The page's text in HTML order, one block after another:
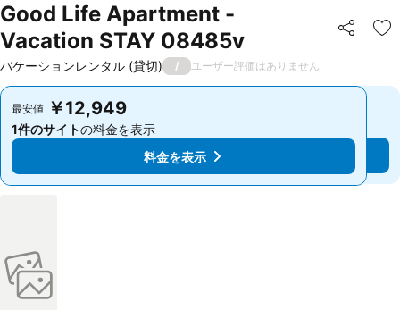
Good Life Apartment -
Vacation STAY 08485v
シェア お
バケーションレンタル (貸切) / ユーザー評価はありません
最安値 ￥12,949
1件のサイトの料金を表示
料金を表示
最安値 ￥12,949
1件のサイトの料金を表示
料金を表示